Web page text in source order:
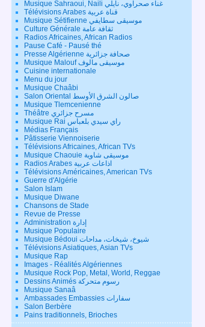
Musique Sahraoui, Naili غناء صحراوي، نايلي
Télévisions Arabes قناة عربية
Musique Sétifienne موسيقى سطايفي
Culture Générale ثقافة عامة
Radios Africaines, African Radios
Pause Café - Pausé thé
Presse Algérienne صحافة جزائرية
Musique Malouf موسيقى مالوف
Cuisine internationale
Menu du jour
Musique Chaâbi
Salon Oriental صالون الشرق الأوسط
Musique Tlemcenienne
Théâtre مسرح جزائري
Musique Rai راي سيدي بلعباس
Médias Français
Pâtisserie Viennoiserie
Télévisions Africaines, African TVs
Musique Chaouie موسيقى شاوية
Radios Arabes اذاعات عربية
Télévisions Américaines, American TVs
Guerre d'Algérie
Salon Islam
Musique Diwane
Chansons de Stade
Revue de Presse
Administration إدارة
Musique Populaire
Musique Bédoui شيوخ، شيخات، مداحات
Télévisions Asiatiques, Asian TVs
Musique Rap
Images - Réalités Algériennes
Musique Rock Pop, Metal, World, Reggae
Dessins Animés رسوم متحركة
Musique Sanaâ
Ambassades Embassies سفارات
Salon Berbère
Pains traditionnels, Brioches